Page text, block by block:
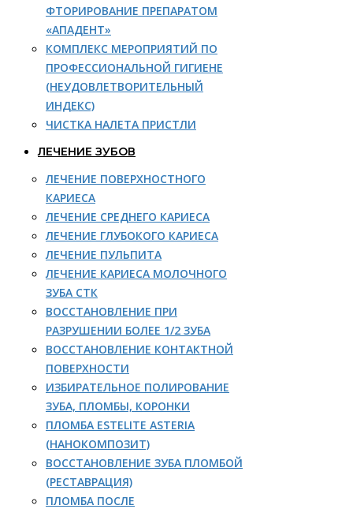
ФТОРИРОВАНИЕ ПРЕПАРАТОМ
«АПАДЕНТ»
КОМПЛЕКС МЕРОПРИЯТИЙ ПО
ПРОФЕССИОНАЛЬНОЙ ГИГИЕНЕ
(НЕУДОВЛЕТВОРИТЕЛЬНЫЙ
ИНДЕКС)
ЧИСТКА НАЛЕТА ПРИСТЛИ
ЛЕЧЕНИЕ ЗУБОВ
ЛЕЧЕНИЕ ПОВЕРХНОСТНОГО
КАРИЕСА
ЛЕЧЕНИЕ СРЕДНЕГО КАРИЕСА
ЛЕЧЕНИЕ ГЛУБОКОГО КАРИЕСА
ЛЕЧЕНИЕ ПУЛЬПИТА
ЛЕЧЕНИЕ КАРИЕСА МОЛОЧНОГО
ЗУБА СТК
ВОССТАНОВЛЕНИЕ ПРИ
РАЗРУШЕНИИ БОЛЕЕ 1/2 ЗУБА
ВОССТАНОВЛЕНИЕ КОНТАКТНОЙ
ПОВЕРХНОСТИ
ИЗБИРАТЕЛЬНОЕ ПОЛИРОВАНИЕ
ЗУБА, ПЛОМБЫ, КОРОНКИ
ПЛОМБА ESTELITE ASTERIA
(НАНОКОМПОЗИТ)
ВОССТАНОВЛЕНИЕ ЗУБА ПЛОМБОЙ
(РЕСТАВРАЦИЯ)
ПЛОМБА ПОСЛЕ